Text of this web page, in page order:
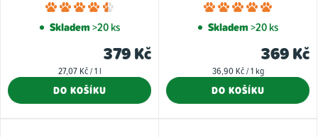
Průměrné
hodnocení
je
4,9
5
Skladem>20 ks
379 Kč
Měrná
27,07 Kč / 1 l
DO KOŠÍKU
je
5,0
5
Skladem>20 ks
369 Kč
Měrná
36,90 Kč / 1 kg
DO KOŠÍKU